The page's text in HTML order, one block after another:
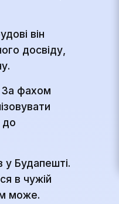
він
досвіду,
За фахом
до
Будапешті.
в чужій
може.